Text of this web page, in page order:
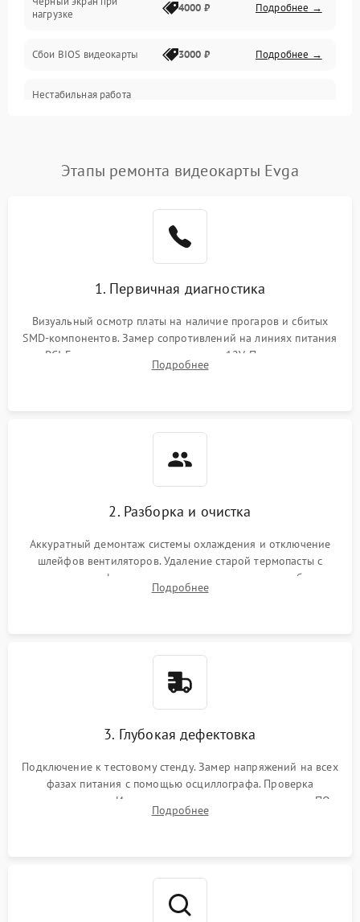
Электропитание
ПО
Электронные компоненты
Общие поломки
Механические повреждения
нагрузке
4000 ₽ Подробнее →
Сбои BIOS видеокарты 3000 ₽ Подробнее →
Нестабильная работа
Этапы ремонта видеокарты Evga
1. Первичная диагностика
Визуальный осмотр платы на наличие прогаров и сбитых
SMD-компонентов. Замер сопротивлений на линиях питания
PCI-E и дополнительных разъемах 12V. Проверка на
короткое замыкание основных дросселей питания GPU и
Подробнее
2. Разборка и очистка
Аккуратный демонтаж системы охлаждения и отключение
шлейфов вентиляторов. Удаление старой термопасты с
кристалла графического чипа и термопрокладок с банок
памяти и зоны VRM. Очистка платы от пыли и окислов.
Подробнее
3. Глубокая дефектовка
Подключение к тестовому стенду. Замер напряжений на всех
фазах питания с помощью осциллографа. Проверка
инициализации. Использование специализированного ПО
MATS
Подробнее